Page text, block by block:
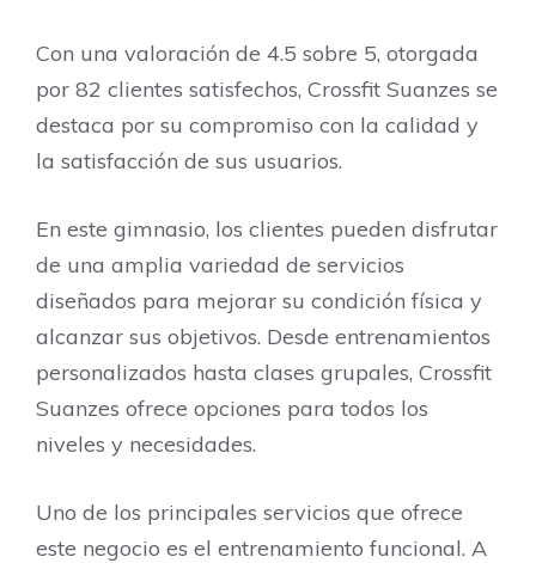
Con una valoración de 4.5 sobre 5, otorgada
por 82 clientes satisfechos, Crossfit Suanzes se
destaca por su compromiso con la calidad y
la satisfacción de sus usuarios.
En este gimnasio, los clientes pueden disfrutar
de una amplia variedad de servicios
diseñados para mejorar su condición física y
alcanzar sus objetivos. Desde entrenamientos
personalizados hasta clases grupales, Crossfit
Suanzes ofrece opciones para todos los
niveles y necesidades.
Uno de los principales servicios que ofrece
este negocio es el entrenamiento funcional. A